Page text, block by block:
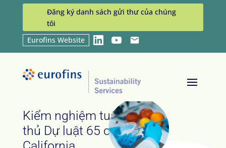
Đăng ký danh sách gửi thư của chúng
tôi
Eurofins Website
LinkedInYouTubeEmail
Home 9 Services
Kiểm nghiệm tuân thủ Dự luật
Kiểm nghiệm tuân
thủ Dự luật 65 của